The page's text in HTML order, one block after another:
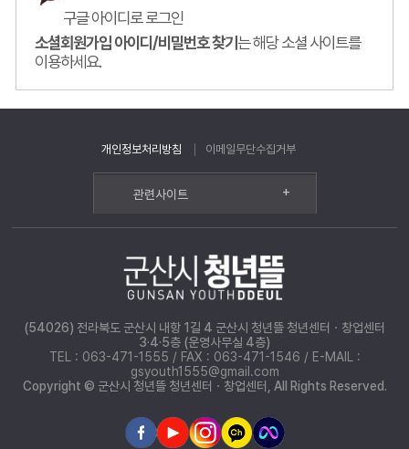
구글 아이디로 로그인
소셜회원가입 아이디/비밀번호 찾기 는 해당 소셜 사이트를
이용하세요.
개인정보처리방침 이메일무단수집거부
관련사이트 +
(54026) 전라북도 군산시 내항 1길 4 군산시 청년뜰 청년센터ㆍ창업센터
3·4·5층 (운영사무실 4층)
TEL : 063-471-1555 / FAX : 063-471-1546 / E-MAIL :
gsyouth1555@gmail.com
Copyright © 군산시 청년뜰 청년센터ㆍ창업센터, All Rights Reserved.